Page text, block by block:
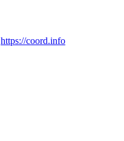
https://coord.info